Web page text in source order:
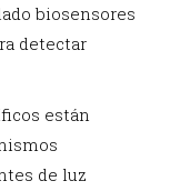
biosensores
detectar
están
de luz